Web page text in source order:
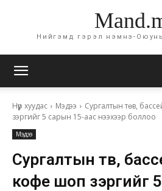
Нийгэмд гэрэл нэмнэ-
Нүүр хуудас Мэдээ
Сургалтын төв,
зэргийг 5 сарын 15-аас нээхээр боллоо
Мэдээ
Сургалтын төв,
кофе шоп зэргийг